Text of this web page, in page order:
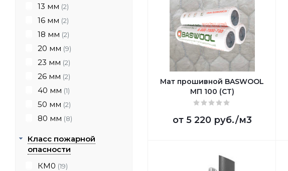
Мат прошивной BASWOOL
МП 100 (СТ)
от 5 220 руб./м3
13 мм (2)
16 мм (2)
18 мм (2)
20 мм (9)
23 мм (2)
26 мм (2)
40 мм (1)
50 мм (2)
80 мм (8)
Класс пожарной
опасности
КМ0 (19)